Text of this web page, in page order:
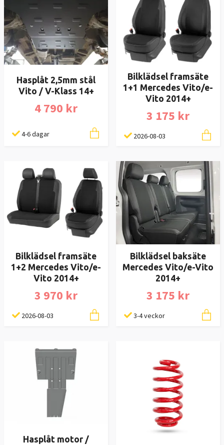
Hasplåt 2,5mm stål
Vito / V-Klass 14+
4 790 kr
4-6 dagar
Bilklädsel framsäte
1+1 Mercedes Vito/e-
Vito 2014+
3 175 kr
2026-08-03
Bilklädsel framsäte
1+2 Mercedes Vito/e-
Vito 2014+
3 970 kr
2026-08-03
Bilklädsel baksäte
Mercedes Vito/e-Vito
2014+
3 175 kr
3-4 veckor
Hasplåt motor /